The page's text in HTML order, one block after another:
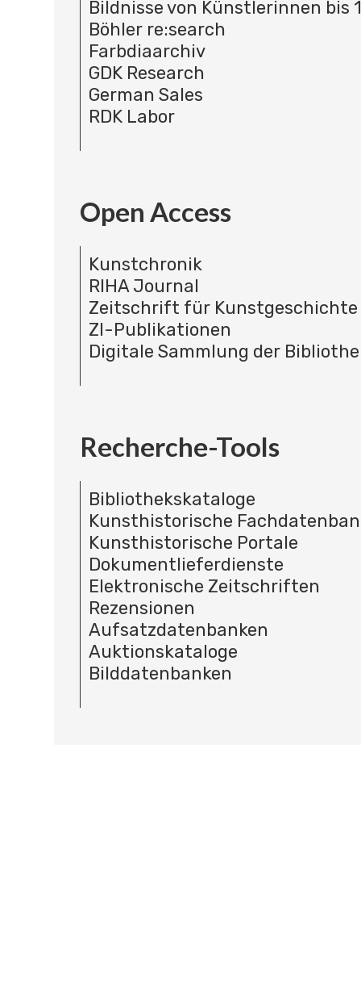
Bildnisse von Künstlerinnen bis
Böhler re:search
Farbdiaarchiv
GDK Research
German Sales
RDK Labor
Open Access
Kunstchronik
RIHA Journal
Zeitschrift für Kunstgeschichte
ZI-Publikationen
Digitale Sammlung der
Recherche-Tools
Bibliothekskataloge
Kunsthistorische
Kunsthistorische Portale
Dokumentlieferdienste
Elektronische Zeitschriften
Rezensionen
Aufsatzdatenbanken
Auktionskataloge
Bilddatenbanken